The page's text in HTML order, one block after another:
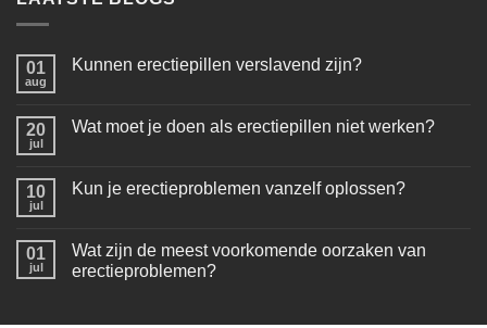
01
aug
Kunnen erectiepillen verslavend zijn?
20
jul
Wat moet je doen als erectiepillen niet werken?
10
jul
Kun je erectieproblemen vanzelf oplossen?
01
jul
Wat zijn de meest voorkomende oorzaken van
erectieproblemen?